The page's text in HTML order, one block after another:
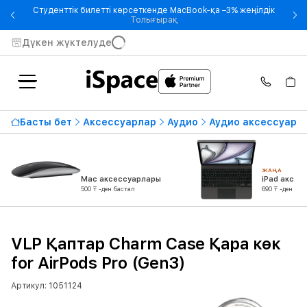
Студенттік билетті көрсеткенде MacBook-қа –3% жеңілдік
Толығырақ- Студенттік билетті
Дүкен жүктелуде
Басты бет Аксессуарлар Аудио Аудио
Mac аксессуарлары
500 ₸ -ден бастап
ЖАҢА
iPad
690 ₸ -ден
VLP Қаптар Charm Case Қара көк
for AirPods Pro (Gen3)
Артикул: 1051124